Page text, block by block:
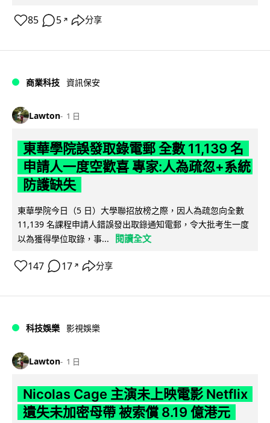
85 5 ↗ 分享
商業科技 資訊保安
Lawton 1 日
東華學院誤發取錄電郵 全數 11,139 名
申請人一度空歡喜 專家:人為疏忽+系統
防護缺失
東華學院今日（5 日）大學聯招放榜之際，因人為疏忽向全數
11,139 名課程申請人錯誤發出取錄通知電郵，令大批考生一度
以為獲得學位取錄，事...
閱讀全文
147 17 ↗ 分享
科技娛樂 影視娛樂
Lawton 1 日
Nicolas Cage 主演未上映電影 Netflix
遺失未加密母帶 被索償 8.19 億港元